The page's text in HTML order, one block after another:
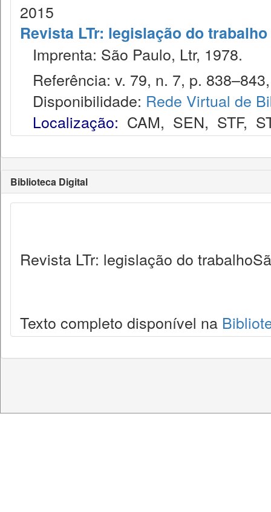
2015
Revista LTr: legislação do trabalho
Imprenta: São Paulo, Ltr, 1978.
Referência: v. 79, n. 7, p.
Disponibilidade: Rede Virtual de
Localização: CAM, SEN, STF,
Biblioteca Digital
Revista LTr: legislação do
Texto completo disponível na